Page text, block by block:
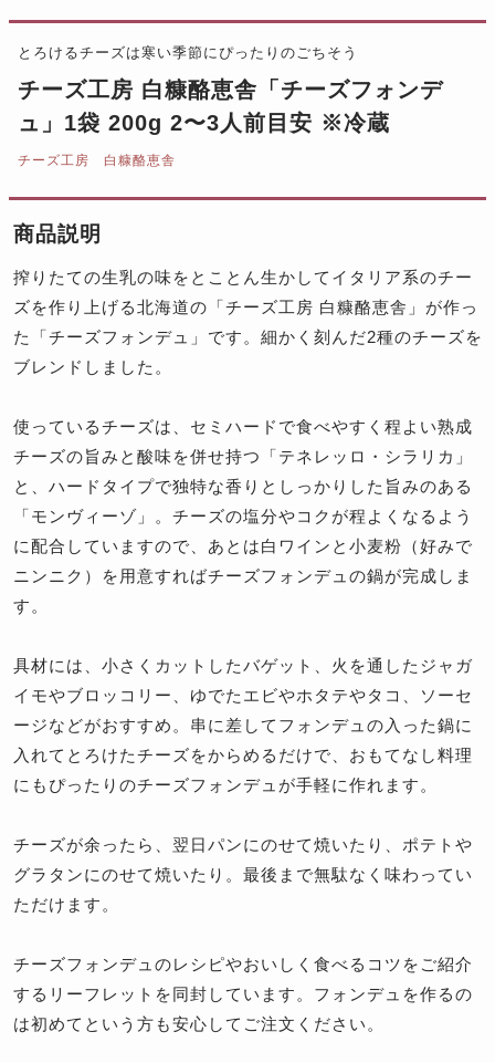
とろけるチーズは寒い季節にぴったりのごちそう
チーズ工房 白糠酪恵舎「チーズフォンデ
ュ」1袋 200g 2〜3人前目安 ※冷蔵
チーズ工房 白糠酪恵舎
商品説明
搾りたての生乳の味をとことん生かしてイタリア系のチー
ズを作り上げる北海道の「チーズ工房 白糠酪恵舎」が作っ
た「チーズフォンデュ」です。細かく刻んだ2種のチーズを
ブレンドしました。
使っているチーズは、セミハードで食べやすく程よい熟成
チーズの旨みと酸味を併せ持つ「テネレッロ・シラリカ」
と、ハードタイプで独特な香りとしっかりした旨みのある
「モンヴィーゾ」。チーズの塩分やコクが程よくなるよう
に配合していますので、あとは白ワインと小麦粉（好みで
ニンニク）を用意すればチーズフォンデュの鍋が完成しま
す。
具材には、小さくカットしたバゲット、火を通したジャガ
イモやブロッコリー、ゆでたエビやホタテやタコ、ソーセ
ージなどがおすすめ。串に差してフォンデュの入った鍋に
入れてとろけたチーズをからめるだけで、おもてなし料理
にもぴったりのチーズフォンデュが手軽に作れます。
チーズが余ったら、翌日パンにのせて焼いたり、ポテトや
グラタンにのせて焼いたり。最後まで無駄なく味わってい
ただけます。
チーズフォンデュのレシピやおいしく食べるコツをご紹介
するリーフレットを同封しています。フォンデュを作るの
は初めてという方も安心してご注文ください。